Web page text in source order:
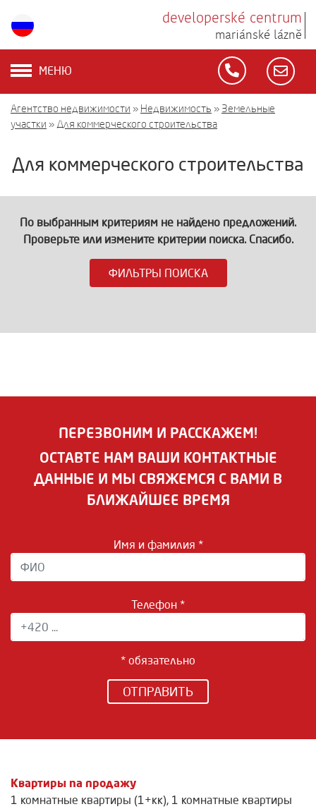
developerské centrum
mariánské lázně
МЕНЮ
Агентство недвижимости » Недвижимость » Земельные
участки » Для коммерческого строительства
Для коммерческого строительства
По выбранным критериям не найдено предложений.
Проверьте или измените критерии поиска. Спасибо.
ФИЛЬТРЫ ПОИСКА
ПЕРЕЗВОНИМ И РАССКАЖЕМ!
ОСТАВТЕ НАМ ВАШИ КОНТАКТНЫЕ
ДАННЫЕ И МЫ СВЯЖЕМСЯ С ВАМИ В
БЛИЖАЙШЕЕ ВРЕМЯ
Имя и фамилия *
Телефон *
* обязательно
ОТПРАВИТЬ
Квартиры na продажу
1 комнатные квартиры (1+кк), 1 комнатные квартиры